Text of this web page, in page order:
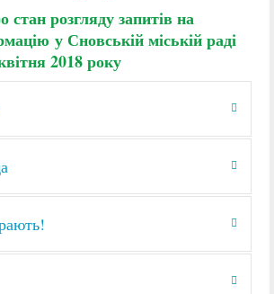
стан розгляду запитів на
у Сновській міській раді
2018 року